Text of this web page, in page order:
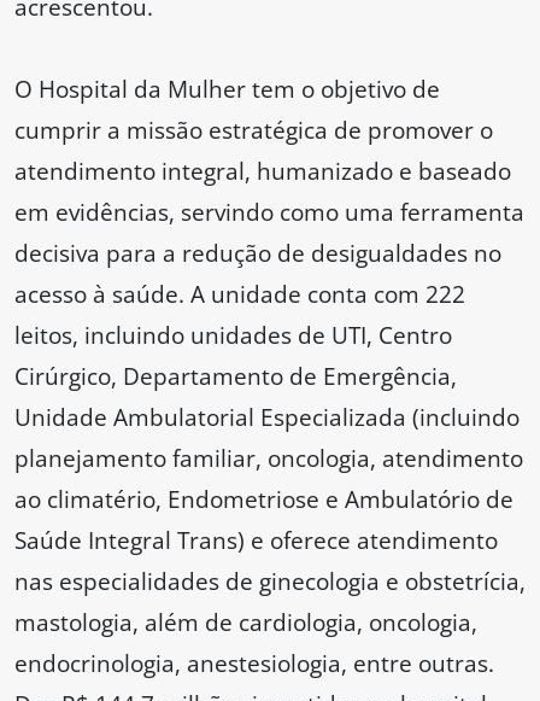
acrescentou.
O Hospital da Mulher tem o objetivo de
cumprir a missão estratégica de promover o
atendimento integral, humanizado e baseado
em evidências, servindo como uma ferramenta
decisiva para a redução de desigualdades no
acesso à saúde. A unidade conta com 222
leitos, incluindo unidades de UTI, Centro
Cirúrgico, Departamento de Emergência,
Unidade Ambulatorial Especializada (incluindo
planejamento familiar, oncologia, atendimento
ao climatério, Endometriose e Ambulatório de
Saúde Integral Trans) e oferece atendimento
nas especialidades de ginecologia e obstetrícia,
mastologia, além de cardiologia, oncologia,
endocrinologia, anestesiologia, entre outras.